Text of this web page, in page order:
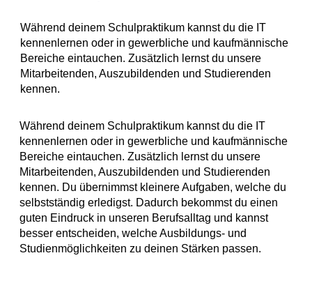
Während deinem Schulpraktikum kannst du die IT
kennenlernen oder in gewerbliche und kaufmännische
Bereiche eintauchen. Zusätzlich lernst du unsere
Mitarbeitenden, Auszubildenden und Studierenden
kennen.
Während deinem Schulpraktikum kannst du die IT
kennenlernen oder in gewerbliche und kaufmännische
Bereiche eintauchen. Zusätzlich lernst du unsere
Mitarbeitenden, Auszubildenden und Studierenden
kennen. Du übernimmst kleinere Aufgaben, welche du
selbstständig erledigst. Dadurch bekommst du einen
guten Eindruck in unseren Berufsalltag und kannst
besser entscheiden, welche Ausbildungs- und
Studienmöglichkeiten zu deinen Stärken passen.